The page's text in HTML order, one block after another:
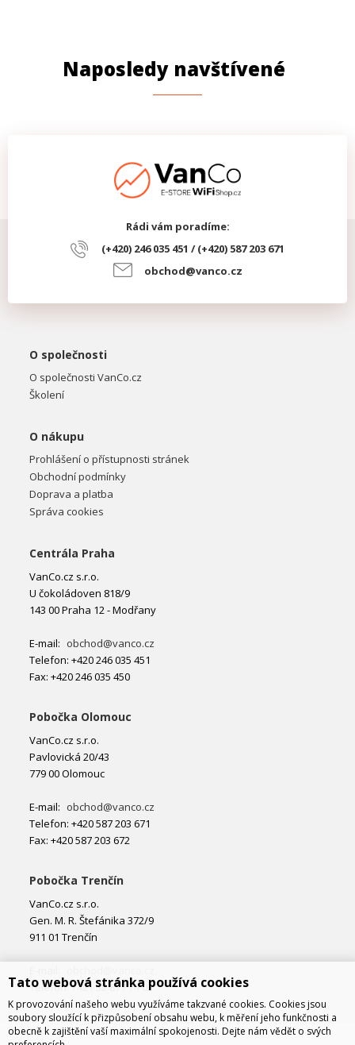
Naposledy navštívené
Rádi vám poradíme:
(+420) 246 035 451 / (+420) 587 203 671
obchod@vanco.cz
O společnosti
O společnosti VanCo.cz
Školení
O nákupu
Prohlášení o přístupnosti stránek
Obchodní podmínky
Doprava a platba
Správa cookies
Centrála Praha
VanCo.cz s.r.o.
U čokoládoven 818/9
143 00 Praha 12 - Modřany
E-mail: obchod@vanco.cz
Telefon: +420 246 035 451
Fax: +420 246 035 450
Pobočka Olomouc
VanCo.cz s.r.o.
Pavlovická 20/43
779 00 Olomouc
E-mail: obchod@vanco.cz
Telefon: +420 587 203 671
Fax: +420 587 203 672
Pobočka Trenčín
VanCo.cz s.r.o.
Gen. M. R. Štefánika 372/9
911 01 Trenčín
Telefon: +421 32 877 74 02
Tato webová stránka používá cookies
K provozování našeho webu využíváme takzvané cookies. Cookies jsou
soubory sloužící k přizpůsobení obsahu webu, k měření jeho funkčnosti a
obecně k zajištění vaší maximální spokojenosti. Dejte nám vědět o svých